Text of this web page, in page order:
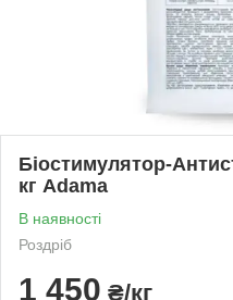
Біостимулятор-
кг Adama
В наявності
Роздріб
1 450 ₴/кг